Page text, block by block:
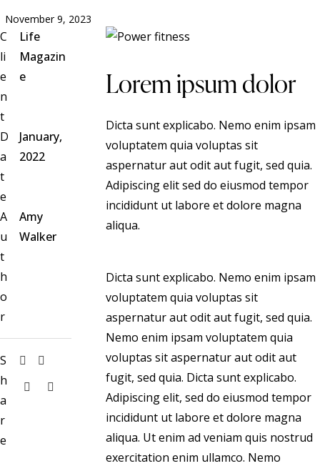
November 9, 2023
C
li
e
n
t
Life
Magazin
e
D
a
t
e
January,
2022
A
u
t
h
o
r
Amy
Walker
S
h
a
r
e
Lorem ipsum dolor
Dicta sunt explicabo. Nemo enim ipsam
voluptatem quia voluptas sit
aspernatur aut odit aut fugit, sed quia.
Adipiscing elit sed do eiusmod tempor
incididunt ut labore et dolore magna
aliqua.
Dicta sunt explicabo. Nemo enim ipsam
voluptatem quia voluptas sit
aspernatur aut odit aut fugit, sed quia.
Nemo enim ipsam voluptatem quia
voluptas sit aspernatur aut odit aut
fugit, sed quia. Dicta sunt explicabo.
Adipiscing elit, sed do eiusmod tempor
incididunt ut labore et dolore magna
aliqua. Ut enim ad veniam quis nostrud
exercitation enim ullamco. Nemo